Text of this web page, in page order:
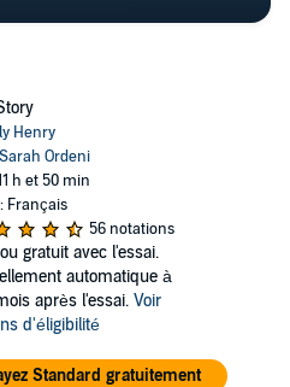
Henry
Sarah Ordeni
h et 50 min
Français
56 notations
ou gratuit avec l'essai.
automatique à
après l'essai. Voir
d'éligibilité
Standard gratuitement